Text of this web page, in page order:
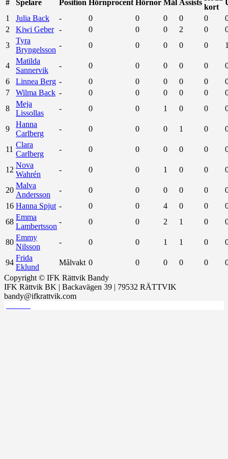
# Spelare Position Hörnprocent Hörnor Mål Assists
kort
1
Julia Back - 0 0 0 0 0
2
Kiwi Geber - 0 0 0 2 0
3
Tyra
Bryngelsson
- 0 0 0 0 0
4
Matilda
Sannervik
- 0 0 0 0 0
6
Linnea Berg - 0 0 0 0 0
7
Wilma Back - 0 0 0 0 0
8
Meja
Lissollas
- 0 0 1 0 0
9
Hanna
Carlberg
- 0 0 0 1 0
11
Clara
Carlberg
- 0 0 0 0 0
12
Nova
Wahrén
- 0 0 1 0 0
20
Malva
Andersson
- 0 0 0 0 0
16 Hanna Spjut - 0 0 4 0 0
68
Emma
Lambertsson
- 0 0 2 1 0
80
Emmy
Nilsson
- 0 0 1 1 0
94
Frida
Eklund
Målvakt 0 0 0 0 0
Copyright © IFK Rättvik Bandy
IFK Rättvik BK | Backavägen 39 | 79532 RÄTTVIK
bandy@ifkrattvik.com